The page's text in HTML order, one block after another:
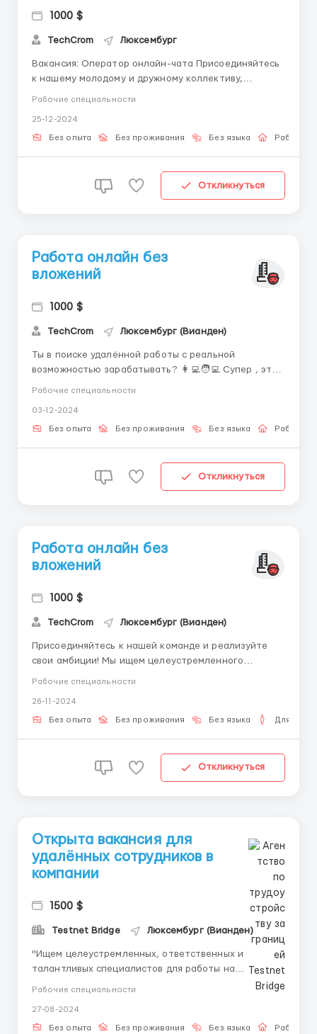
1000 $
TechCrom Люксембург
Вакансия: Оператор онлайн-чата Присоединяйтесь
к нашему молодому и дружному коллективу,
который стремится расширяться и развиваться! Мы
кандидатов, готовых присоединиться к нашей
команде и делиться нашими ценностями.
Рабочие специальности
25-12-2024
Без опыта Без проживания Без языка Работа
Откликнуться
Работа онлайн без
вложений
1000 $
TechCrom Люксембург (Вианден)
Ты в поиске удалённой работы с реальной
возможностью зарабатывать? 👩‍💻🧑‍💻 Супер , эта
вакансия как раз для тебя! ✅ Важно: Возраст от 18-
интернета ✅ Желание развиваться и
зарабатывать Условия: ✅ Заработок...
Рабочие специальности
03-12-2024
Без опыта Без проживания Без языка Работа
Откликнуться
Работа онлайн без
вложений
1000 $
TechCrom Люксембург (Вианден)
Присоединяйтесь к нашей команде и реализуйте
свои амбиции! Мы ищем целеустремленного
специалиста, готового работать удаленно из любой
образования или религиозных убеждений, вы
можете стать частью нашего коллектива, если: - Вы
Рабочие специальности
26-11-2024
Без опыта Без проживания Без языка Для
Откликнуться
Открыта вакансия для
удалённых сотрудников в
компании
1500 $
Testnet Bridge Люксембург (Вианден)
"Ищем целеустремленных, ответственных и
талантливых специалистов для работы на
удаленной основе в международной компании.
работу с основной деятельностью или другими
обязанностями. Мы предлагаем стабильный доход,
Рабочие специальности
27-08-2024
Без опыта Без проживания Без языка Работа